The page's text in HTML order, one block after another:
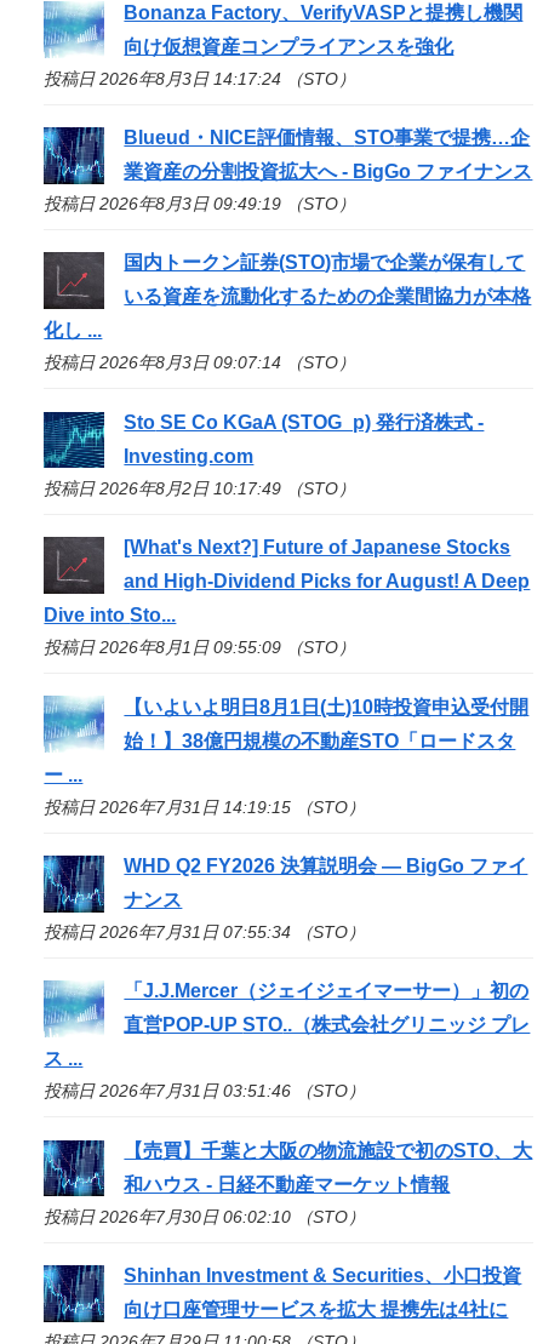
Bonanza Factory、VerifyVASPと提携し機関
向け仮想資産コンプライアンスを強化
投稿日 2026年8月3日 14:17:24 （STO）
Blueud・NICE評価情報、STO事業で提携…企
業資産の分割投資拡大へ - BigGo ファイナンス
投稿日 2026年8月3日 09:49:19 （STO）
国内トークン証券(STO)市場で企業が保有して
いる資産を流動化するための企業間協力が本格
化し ...
投稿日 2026年8月3日 09:07:14 （STO）
Sto SE Co KGaA (STOG_p) 発行済株式 -
Investing.com
投稿日 2026年8月2日 10:17:49 （STO）
[What's Next?] Future of Japanese Stocks
and High-Dividend Picks for August! A Deep
Dive intoSto...
投稿日 2026年8月1日 09:55:09 （STO）
【いよいよ明日8月1日(土)10時投資申込受付開
始！】38億円規模の不動産STO 「ロードスタ
ー ...
投稿日 2026年7月31日 14:19:15 （STO）
WHD Q2 FY2026 決算説明会 — BigGo ファイ
ナンス
投稿日 2026年7月31日 07:55:34 （STO）
「J.J.Mercer（ジェイジェイマーサー）」初の
直営POP-UPSTO..（株式会社グリニッジ プレ
ス ...
投稿日 2026年7月31日 03:51:46 （STO）
【売買】千葉と大阪の物流施設で初のSTO、大
和ハウス - 日経不動産マーケット情報
投稿日 2026年7月30日 06:02:10 （STO）
Shinhan Investment & Securities、小口投資
向け口座管理サービスを拡大 提携先は4社に